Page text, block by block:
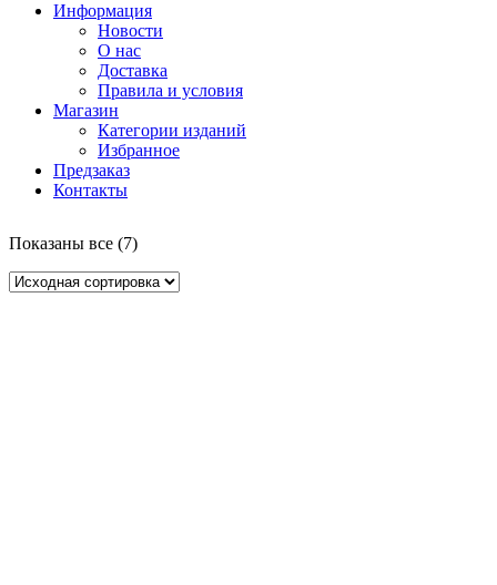
Информация
Новости
О нас
Доставка
Правила и условия
Магазин
Категории изданий
Избранное
Предзаказ
Контакты
Показаны все (7)